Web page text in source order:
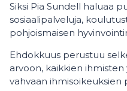
Siksi Pia Sundell haluaa
sosiaalipalveluja,
pohjoismaisen
Ehdokkuus perustuu
arvoon, kaikkien
vahvaan ihmisoikeuksien